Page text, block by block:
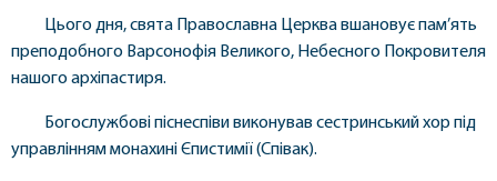
Цього дня, свята Православна Церква вшановує пам’ять
преподобного Варсонофія Великого, Небесного Покровителя
нашого архіпастиря.
Богослужбові піснеспіви виконував сестринський хор під
управлінням монахині Єпистимії (Співак).